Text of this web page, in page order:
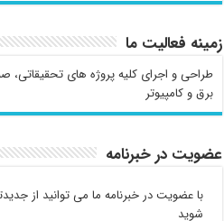
زمینه فعالیت ما
طراحی و اجرای کلیه پروژه های تحقیقاتی،
برق و کامپیوتر
عضویت در خبرنامه
با عضویت در خبرنامه ما می توانید از
شوید